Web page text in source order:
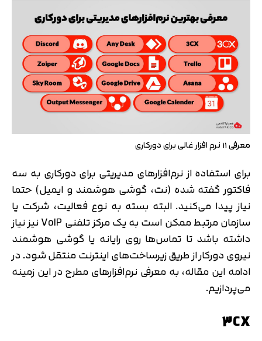
معرفی 11 نرم افزار غالی برای دورکاری
برای استفاده از نرم‌افزارهای مدیریتی برای دورکاری به سه
فاکتور گفته شده (نت، گوشی هوشمند و ایمیل) حتما
نیاز پیدا می‌کنید. البته بسته به نوع فعالیت، شرکت یا
سازمان مرتبط ممکن است به یک مرکز تلفنی VoIP نیز نیاز
داشته باشد تا تماس‌ها روی رایانه یا گوشی هوشمند
نیروی دورکار از طریق زیرساخت‌های اینترنت منتقل شود. در
ادامه این مقاله، به معرفی نرم‌افزارهای مطرح در این زمینه
می‌پردازیم.
3CX